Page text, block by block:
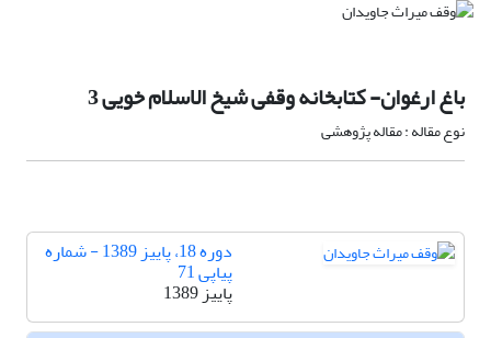
باغ ارغوان- کتابخانه وقفی شیخ الاسلام خویی 3
نوع مقاله : مقاله پژوهشی
دوره 18، پاییز 1389 - شماره
پیاپی 71
پاییز 1389